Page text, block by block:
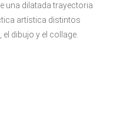
una dilatada trayectoria
artística distintos
dibujo y el collage.